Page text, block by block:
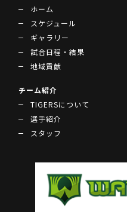
ホーム
スケジュール
ギャラリー
試合日程・結果
地域貢献
チーム紹介
TIGERSについて
選手紹介
スタッフ